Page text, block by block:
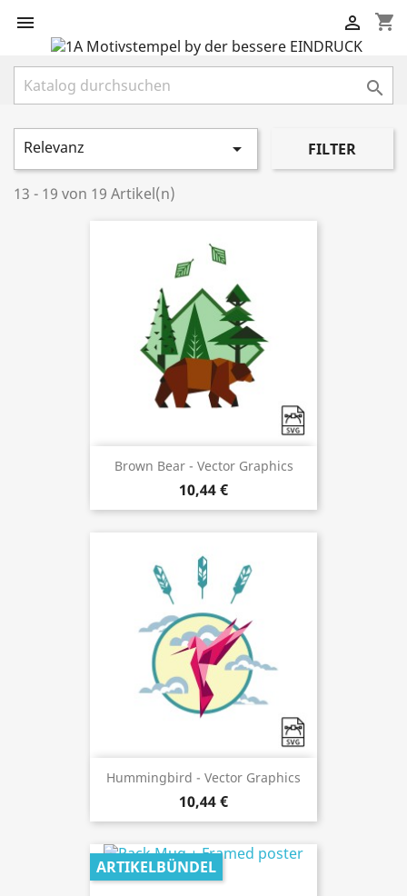
 shopping_cart


Relevanz  FILTER
13 - 19 von 19 Artikel(n)
Brown Bear - Vector Graphics
10,44 €
Hummingbird - Vector Graphics
10,44 €
ARTIKELBÜNDEL